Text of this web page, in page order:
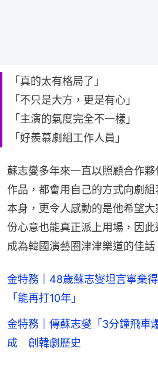
「真的太有格局了」
「不只是大方，更是有心」
「主演的氣度完全不一樣」
「好羨慕劇組工作人員」
蘇志燮多年來一直以照顧合作
作品，都會用自己的方式向劇
本身，更令人感動的是他希望
份心意也能真正派上用場，因
成為韓國演藝圈津津樂道的佳話
金特務｜48歲蘇志燮坦言寧棄
「能再打10年」
金特務｜傳蘇志燮「3分鐘飛車
成 創韓劇歷史